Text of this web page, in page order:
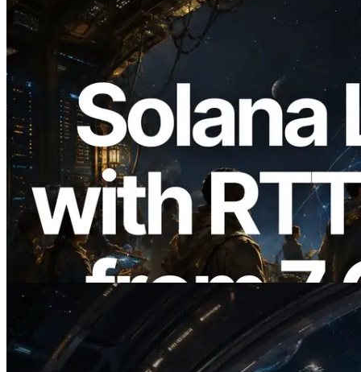
2026.08.05
ERPC Memperluas Solana Leader Slot
API dengan Pengukuran Ping dari 7
Region Global — Validators Information
API Juga Diluncurkan